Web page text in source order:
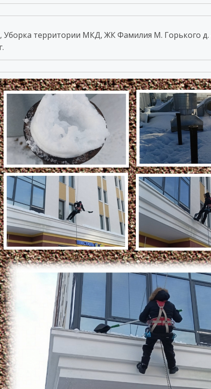
Уборка территории МКД, ЖК Фамилия М. Горького
г.